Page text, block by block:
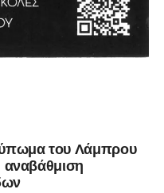
του Λάμπρου
αναβάθμιση